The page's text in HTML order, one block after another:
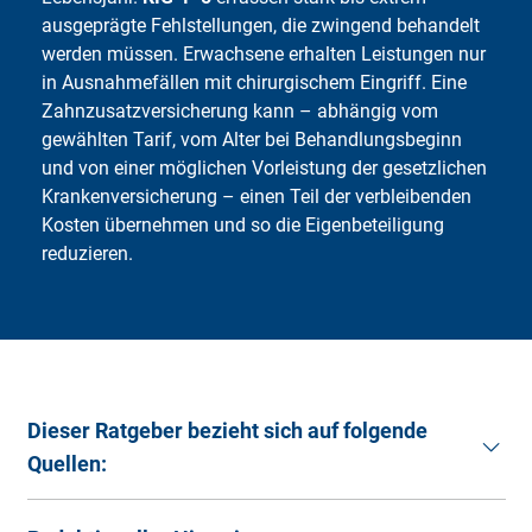
ausgeprägte Fehlstellungen, die zwingend behandelt
werden müssen. Erwachsene erhalten Leistungen nur
in Ausnahmefällen mit chirurgischem Eingriff. Eine
Zahnzusatzversicherung kann – abhängig vom
gewählten Tarif, vom Alter bei Behandlungsbeginn
und von einer möglichen Vorleistung der gesetzlichen
Krankenversicherung – einen Teil der verbleibenden
Kosten übernehmen und so die Eigenbeteiligung
reduzieren.
Dieser Ratgeber bezieht sich auf folgende
Quellen: